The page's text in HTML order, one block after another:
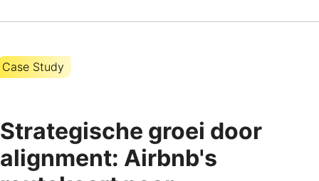
Case Study
Strategische groei door
alignment: Airbnb's